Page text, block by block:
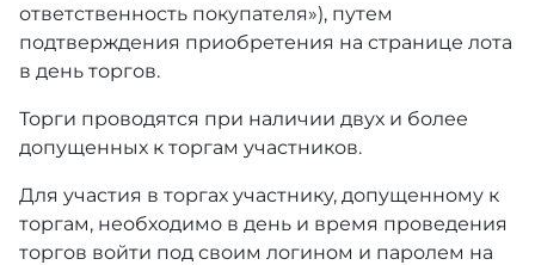
ответственность покупателя»), путем
подтверждения приобретения на странице лота
в день торгов.
Торги проводятся при наличии двух и более
допущенных к торгам участников.
Для участия в торгах участнику, допущенному к
торгам, необходимо в день и время проведения
торгов войти под своим логином и паролем на